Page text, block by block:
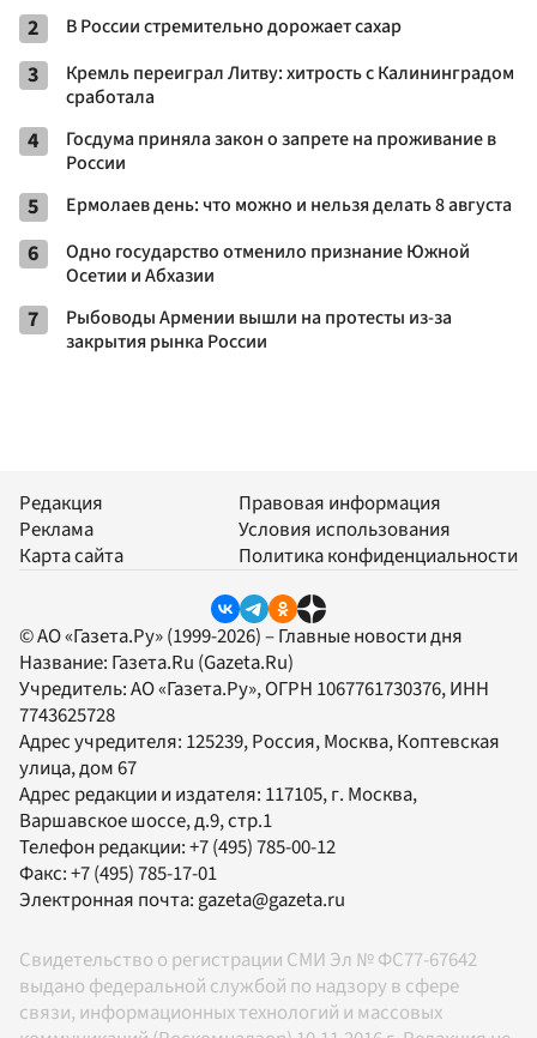
2 В России стремительно дорожает сахар
3
Кремль переиграл Литву: хитрость с Калининградом
сработала
4
Госдума приняла закон о запрете на проживание в
России
5 Ермолаев день: что можно и нельзя делать 8 августа
6
Одно государство отменило признание Южной
Осетии и Абхазии
7
Рыбоводы Армении вышли на протесты из-за
закрытия рынка России
Редакция
Реклама
Карта сайта
Правовая информация
Условия использования
Политика конфиденциальности
© АО «Газета.Ру» (1999-2026) – Главные новости дня
Название: Газета.Ru (Gazeta.Ru)
Учредитель:АО «Газета.Ру», ОГРН 1067761730376, ИНН
7743625728
Адрес учредителя: 125239, Россия, Москва, Коптевская
улица, дом 67
Адрес редакции и издателя: 117105, г. Москва,
Варшавское шоссе, д.9, стр.1
Телефон редакции:+7 (495) 785-00-12
Факс:+7 (495) 785-17-01
Электронная почта: gazeta@gazeta.ru
Свидетельство о регистрации СМИ Эл № ФС77-67642
выдано федеральной службой по надзору в сфере
связи, информационных технологий и массовых